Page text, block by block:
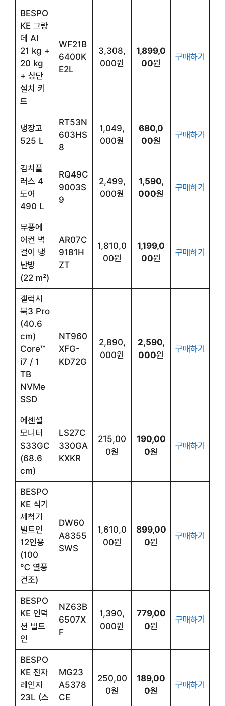
BESPO
KE 그랑
데 AI
21 kg +
20 kg
+ 상단
설치 키
트
WF21B
6400K
E2L
3,308,
000원
1,899,0
00원
구매하기
냉장고
525 L
RT53N
603HS
8
1,049,
000원
680,0
00원
구매하기
김치플
러스 4
도어
490 L
RQ49C
9003S
9
2,499,
000원
1,590,
000원
구매하기
무풍에
어컨 벽
걸이 냉
난방
(22 ㎡)
AR07C
9181H
ZT
1,810,0
00원
1,199,0
00원
구매하기
갤럭시
북3 Pro
(40.6
cm)
Core™
i7 / 1
TB
NVMe
SSD
NT960
XFG-
KD72G
2,890,
000원
2,590,
000원
구매하기
에센셜
모니터
S33GC
(68.6
cm)
LS27C
330GA
KXKR
215,00
0원
190,00
0원
구매하기
BESPO
KE 식기
세척기
빌트인
12인용
(100
℃ 열풍
건조)
DW60
A8355
SWS
1,610,0
00원
899,00
0원
구매하기
BESPO
KE 인덕
션 빌트
인
NZ63B
6507X
F
1,390,
000원
779,00
0원
구매하기
BESPO
KE 전자
레인지
23L (스
MG23
A5378
CE
250,00
0원
189,00
0원
구매하기